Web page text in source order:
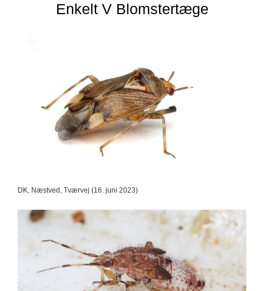
Enkelt V Blomstertæge
DK, Næstved, Tværvej (16. juni 2023)